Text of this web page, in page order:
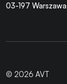
03-197 Warszawa
© 2026 AVT